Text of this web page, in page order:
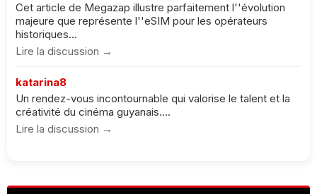
Cet article de Megazap illustre parfaitement l''évolution
majeure que représente l''eSIM pour les opérateurs
historiques...
Lire la discussion →
katarina8
Un rendez-vous incontournable qui valorise le talent et la
créativité du cinéma guyanais....
Lire la discussion →